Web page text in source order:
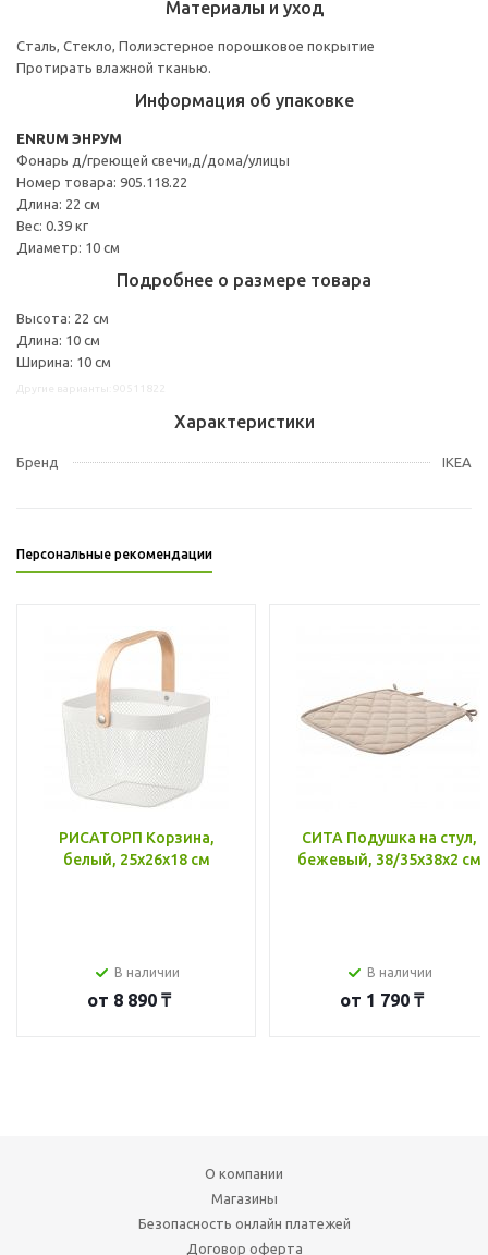
Материалы и уход
Сталь, Стекло, Полиэстерное порошковое покрытие
Протирать влажной тканью.
Информация об упаковке
ENRUM ЭНРУМ
Фонарь д/греющей свечи,д/дома/улицы
Номер товара: 905.118.22
Длина: 22 см
Вес: 0.39 кг
Диаметр: 10 см
Подробнее о размере товара
Высота: 22 см
Длина: 10 см
Ширина: 10 см
Характеристики
Бренд IKEA
Персональные рекомендации
РИСАТОРП Корзина,
белый, 25x26x18 см
В наличии
от 8 890 ₸
СИТА Подушка на стул,
бежевый, 38/35x38x2 см
В наличии
от 1 790 ₸
О компании
Магазины
Безопасность онлайн платежей
Договор оферта